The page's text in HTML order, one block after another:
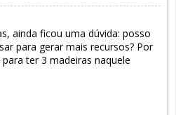
ainda ficou uma dúvida: posso
para gerar mais recursos? Por
ter 3 madeiras naquele